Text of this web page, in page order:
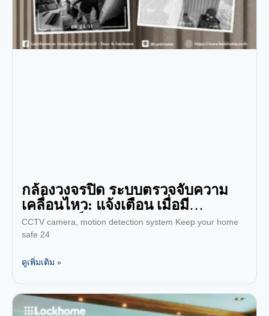
กล้องวงจรปิด ระบบตรวจจับความ
เคลื่อนไหว: แจ้งเตือน เมื่อมี
เหตุการณ์ผิดปกติ
CCTV camera, motion detection system Keep your home
safe 24
ดูเพิ่มเติม »